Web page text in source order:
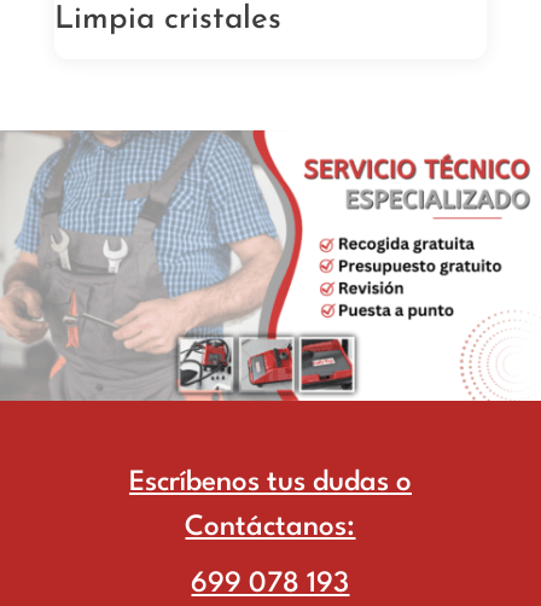
Limpia cristales
Escríbenos tus dudas o
Contáctanos:
699 078 193